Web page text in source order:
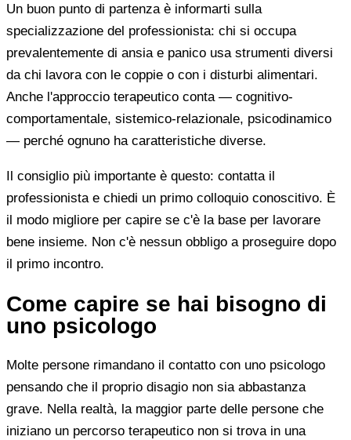
Un buon punto di partenza è informarti sulla
specializzazione del professionista: chi si occupa
prevalentemente di ansia e panico usa strumenti diversi
da chi lavora con le coppie o con i disturbi alimentari.
Anche l'approccio terapeutico conta — cognitivo-
comportamentale, sistemico-relazionale, psicodinamico
— perché ognuno ha caratteristiche diverse.
Il consiglio più importante è questo: contatta il
professionista e chiedi un primo colloquio conoscitivo. È
il modo migliore per capire se c'è la base per lavorare
bene insieme. Non c'è nessun obbligo a proseguire dopo
il primo incontro.
Come capire se hai bisogno di
uno psicologo
Molte persone rimandano il contatto con uno psicologo
pensando che il proprio disagio non sia abbastanza
grave. Nella realtà, la maggior parte delle persone che
iniziano un percorso terapeutico non si trova in una